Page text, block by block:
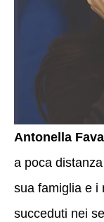
Antonella
a poca
sua famiglia e i
succeduti nei